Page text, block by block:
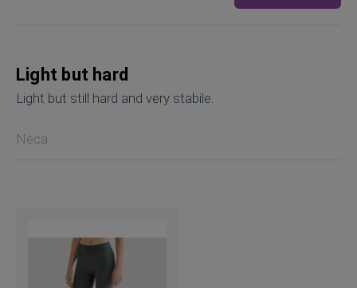
Light but hard
Light but still hard and very stabile.
Neca